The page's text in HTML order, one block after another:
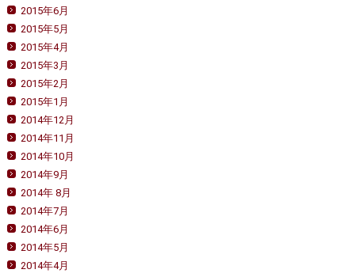
2015年6月
2015年5月
2015年4月
2015年3月
2015年2月
2015年1月
2014年12月
2014年11月
2014年10月
2014年9月
2014年 8月
2014年7月
2014年6月
2014年5月
2014年4月